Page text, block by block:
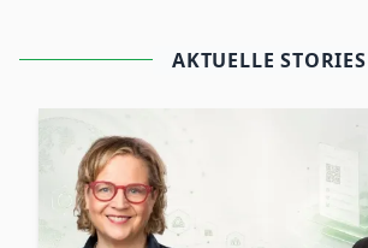
AKTUELLE STORIES